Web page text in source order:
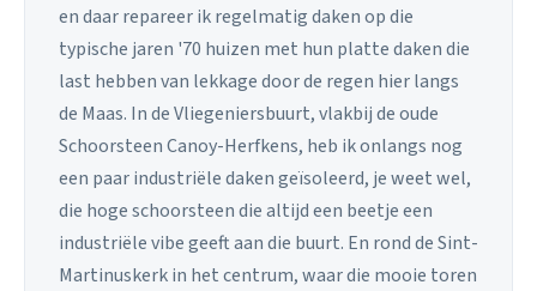
en daar repareer ik regelmatig daken op die
typische jaren '70 huizen met hun platte daken die
last hebben van lekkage door de regen hier langs
de Maas. In de Vliegeniersbuurt, vlakbij de oude
Schoorsteen Canoy-Herfkens, heb ik onlangs nog
een paar industriële daken geïsoleerd, je weet wel,
die hoge schoorsteen die altijd een beetje een
industriële vibe geeft aan die buurt. En rond de Sint-
Martinuskerk in het centrum, waar die mooie toren